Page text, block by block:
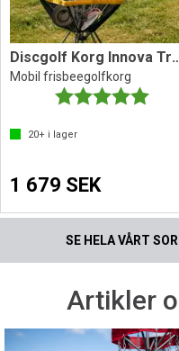
Discgolf
Mobil frisbeegolfkorg
Betyg:
5.0
20+ i lager
1 679 SEK
SE HELA VÅRT
Artikler